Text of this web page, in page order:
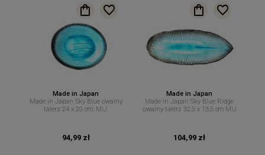
Made in Japan
Made in Japan Sky Blue owalny
talerz 24 x 20 cm. MIJ.
94,99 zł
Made in Japan
Made in Japan Sky Blue Ridge
owalny talerz 32,5 x 13,5 cm MIJ
104,99 zł